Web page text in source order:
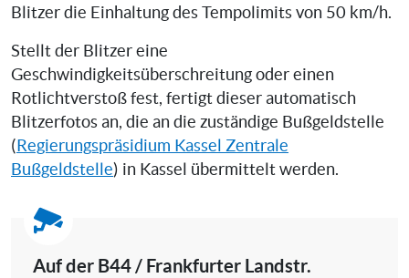
Blitzer die Einhaltung des Tempolimits von 50 km/h.
Stellt der Blitzer eine
Geschwindigkeitsüberschreitung oder einen
Rotlichtverstoß fest, fertigt dieser automatisch
Blitzerfotos an, die an die zuständige Bußgeldstelle
( Regierungspräsidium Kassel Zentrale
Bußgeldstelle) in Kassel übermittelt werden.
Auf der B44 / Frankfurter Landstr.